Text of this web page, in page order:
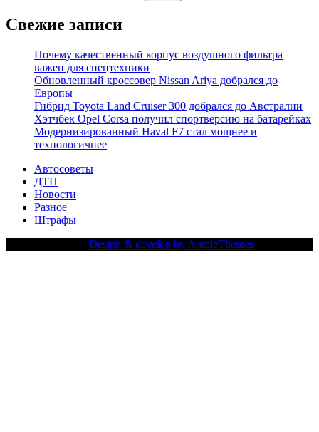
Свежие записи
Почему качественный корпус воздушного фильтра
важен для спецтехники
Обновленный кроссовер Nissan Ariya добрался до
Европы
Гибрид Toyota Land Cruiser 300 добрался до Австралии
Хэтчбек Opel Corsa получил спортверсию на батарейках
Модернизированный Haval F7 стал мощнее и
технологичнее
Автосоветы
ДТП
Новости
Разное
Штрафы
Design & develop by AmpleThemes